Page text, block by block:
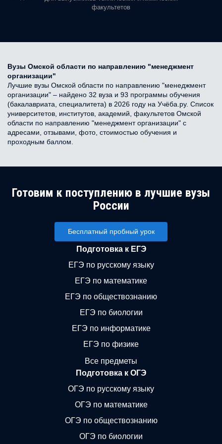
факультетов
Вузы Омской области по направлению "менеджмент
организации"
Лучшие вузы Омской области по направлению "менеджмент
организации" – найдено 32 вуза и 93 программы обучения
(бакалавриата, специалитета) в 2026 году на Учёба.ру. Список
университетов, институтов, академий, факультетов Омской
области по направлению "менеджмент организации" с
адресами, отзывами, фото, стоимостью обучения и
проходным баллом.
Готовим к поступлению в лучшие вузы
России
Бесплатный пробный урок
Подготовка к ЕГЭ
ЕГЭ по русскому языку
ЕГЭ по математике
ЕГЭ по обществознанию
ЕГЭ по биологии
ЕГЭ по информатике
ЕГЭ по физике
Все предметы
Подготовка к ОГЭ
ОГЭ по русскому языку
ОГЭ по математике
ОГЭ по обществознанию
ОГЭ по биологии